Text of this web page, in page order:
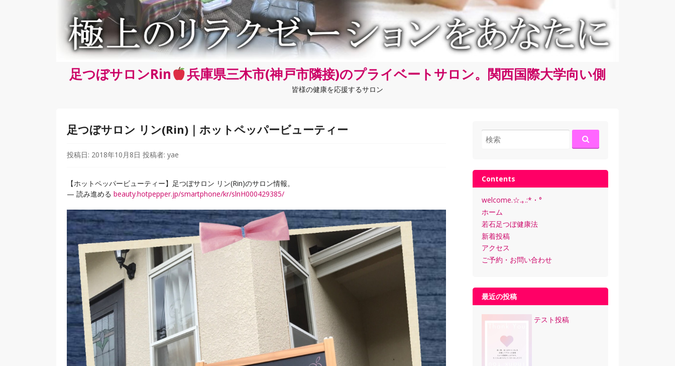
足つぼサロンRin 兵庫県三木市(神戸市隣接)のプライベートサロン。関西国際大学向い側
皆様の健康を応援するサロン
足つぼサロン リン(Rin)｜ホットペッパービューティー
投稿日: 2018年10月8日 投稿者:yae
【ホットペッパービューティー】足つぼサロン リン(Rin)のサロン情報。
— 読み進めるbeauty.hotpepper.jp/smartphone/kr/slnH000429385/
検
索:
Contents
welcome.☆.｡.:*・°
ホーム
若石足つぼ健康法
新着投稿
アクセス
ご予約・お問い合わせ
最近の投稿
テスト投稿